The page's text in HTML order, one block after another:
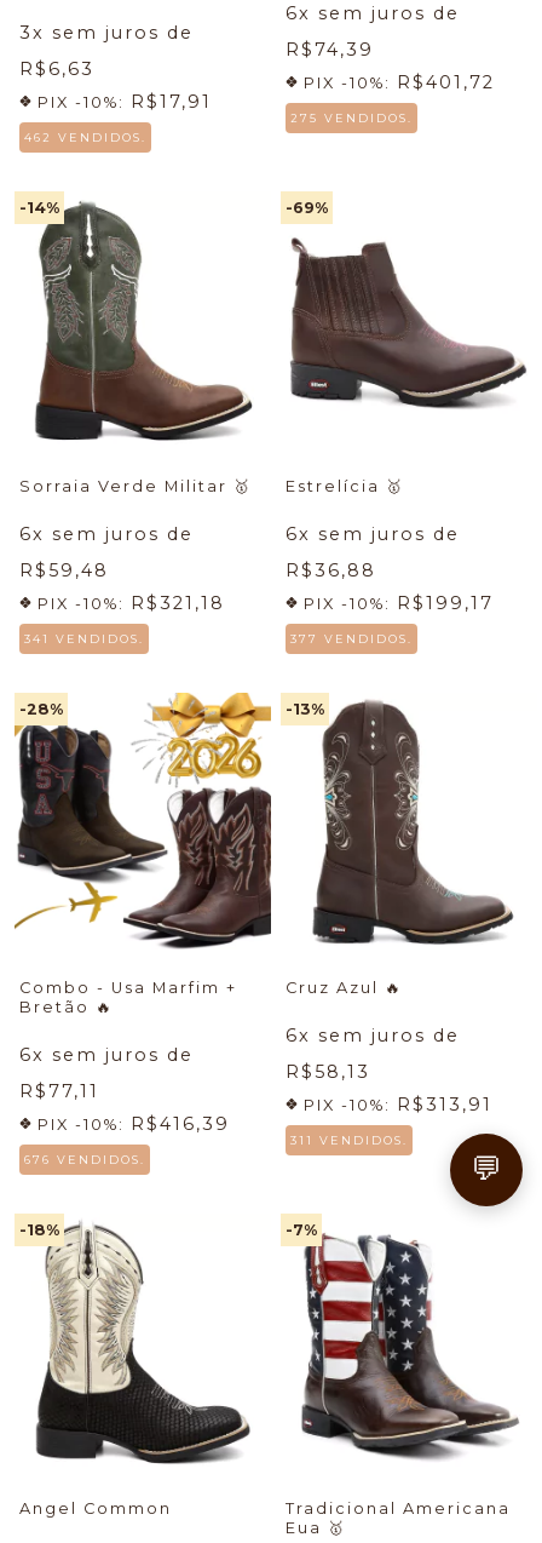
3x sem juros de
R$6,63
PIX -10%: R$17,91
462 VENDIDOS.
6x sem juros de
R$74,39
PIX -10%: R$401,72
275 VENDIDOS.
-14%
Sorraia Verde Militar 🥇
6x sem juros de
R$59,48
PIX -10%: R$321,18
341 VENDIDOS.
-69%
Estrelícia 🥇
6x sem juros de
R$36,88
PIX -10%: R$199,17
377 VENDIDOS.
-28%
Combo - Usa Marfim +
Bretão
🔥
6x sem juros de
R$77,11
PIX -10%: R$416,39
676 VENDIDOS.
-13%
Cruz Azul 🔥
6x sem juros de
R$58,13
PIX -10%: R$313,91
311 VENDIDOS.
-18%
Angel Common
-7%
Tradicional Americana
Eua
🥇
💬